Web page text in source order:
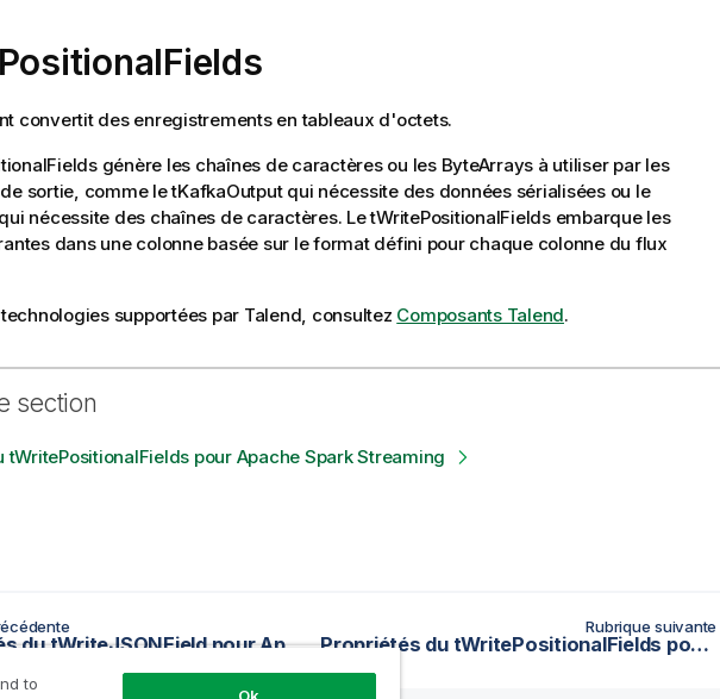
convertit des enregistrements en tableaux d'octets.
génère les chaînes de caractères ou les ByteArrays à utiliser par les
sortie, comme letKafkaOutputqui nécessite des données sérialisées ou le
nécessite des chaînes de caractères. LetWritePositionalFieldsembarque les
dans une colonne basée sur le format défini pour chaque colonne du flux
supportées par Talend, consultez Composants Talend.
section
tWritePositionalFields pour Apache Spark Streaming
Propriétés du tWriteJSONField pour Apache Spark Streaming
Rubrique suivante
Propriétés du tWritePositionalFields pour Apache Spark Streaming
to